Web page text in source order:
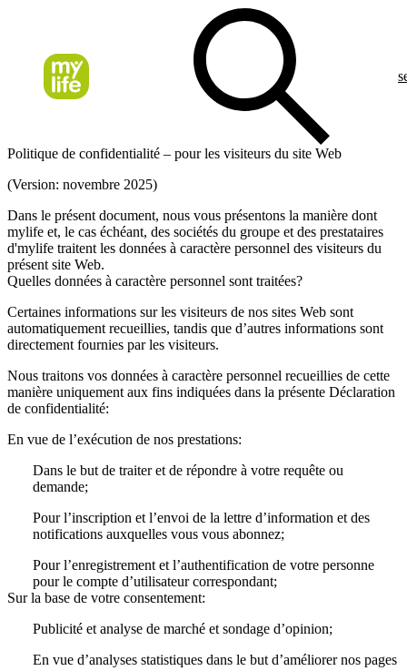
Politique de confidentialité – pour les visiteurs du site Web
(Version: novembre 2025)
Dans le présent document, nous vous présentons la manière dont
mylife et, le cas échéant, des sociétés du groupe et des prestataires
d'mylife traitent les données à caractère personnel des visiteurs du
présent site Web.
Quelles données à caractère personnel sont traitées?
Certaines informations sur les visiteurs de nos sites Web sont
automatiquement recueillies, tandis que d’autres informations sont
directement fournies par les visiteurs.
Nous traitons vos données à caractère personnel recueillies de cette
manière uniquement aux fins indiquées dans la présente Déclaration
de confidentialité:
En vue de l’exécution de nos prestations:
Dans le but de traiter et de répondre à votre requête ou
demande;
Pour l’inscription et l’envoi de la lettre d’information et des
notifications auxquelles vous vous abonnez;
Pour l’enregistrement et l’authentification de votre personne
pour le compte d’utilisateur correspondant;
Sur la base de votre consentement:
Publicité et analyse de marché et sondage d’opinion;
En vue d’analyses statistiques dans le but d’améliorer nos pages